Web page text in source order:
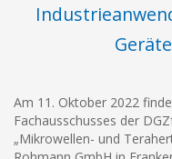
Am 11. Oktober 2022
Fachausschusses der
„Mikrowellen- und